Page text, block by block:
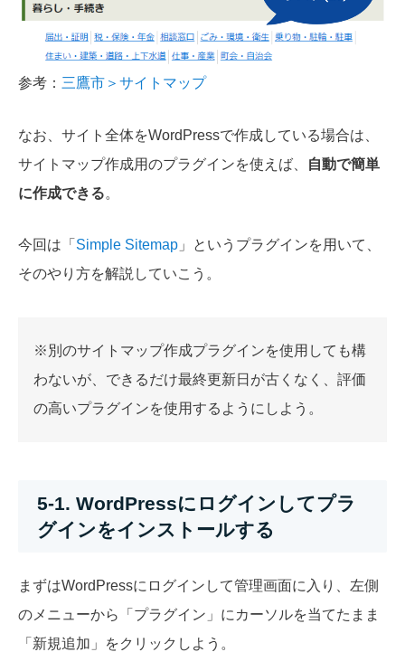
参考： 三鷹市＞サイトマップ
なお、サイト全体をWordPressで作成している場合は、
サイトマップ作成用のプラグインを使えば、
自動で簡単
に作成できる。
今回は「 Simple Sitemap 」というプラグインを用いて、
そのやり方を解説していこう。
※別のサイトマップ作成プラグインを使用しても構
わないが、できるだけ最終更新日が古くなく、評価
の高いプラグインを使用するようにしよう。
5-1. WordPressにログインしてプラ
グインをインストールする
まずはWordPressにログインして管理画面に入り、左側
のメニューから「プラグイン」にカーソルを当てたまま
「新規追加」をクリックしよう。